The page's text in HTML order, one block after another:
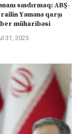
sındırmaq: ABŞ-
Yəmənə qarşı
müharibəsi
31, 2025